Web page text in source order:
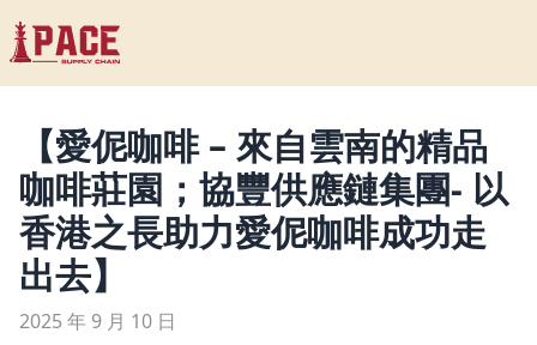
【愛伲咖啡 – 來自雲南的精品
咖啡莊園；協豐供應鏈集團- 以
香港之長助力愛伲咖啡成功走
出去】
2025 年 9 月 10 日